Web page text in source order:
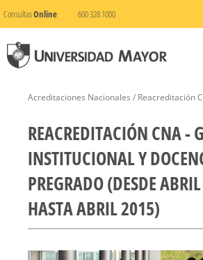
ConsultasOnline 600 328 1000
Acreditaciones Nacionales / Reacreditación
REACREDITACIÓN CNA -
INSTITUCIONAL Y
PREGRADO (DESDE
HASTA ABRIL 2015)